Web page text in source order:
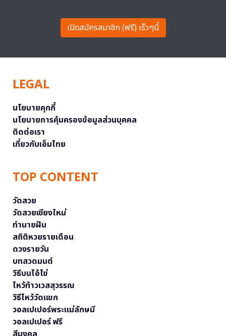
เปิดสมัครสมาชิก (ฟรี) เร็วๆนี้
LEGAL
นโยบายคุกกี้
นโยบายการคุ้มครองข้อมูลส่วนบุคคล
ติดต่อเรา
เกี่ยวกับเอ็มไทย
TOP CONTENT
วัดสวย
วัดสวยเชียงใหม่
ทำนายฝัน
สถิติหวยรายเดือน
ดวงรายวัน
บทสวดมนต์
วิธีบนไอ้ไข่
ไหว้ท้าวเวสสุวรรณ
วิธีไหว้วัดแขก
วอลเปเปอร์พระแม่ลักษมี
วอลเปเปอร์ ฟรี